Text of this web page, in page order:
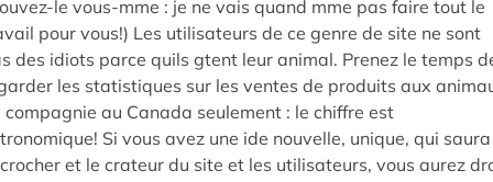
le vous-mme : je ne vais quand mme pas faire tout le
pour vous!) Les utilisateurs de ce genre de site ne sont
des idiots parce quils gtent leur animal. Prenez le temps
les statistiques sur les ventes de produits aux
compagnie au Canada seulement : le chiffre est
Si vous avez une ide nouvelle, unique, qui saura
et le crateur du site et les utilisateurs, vous aurez